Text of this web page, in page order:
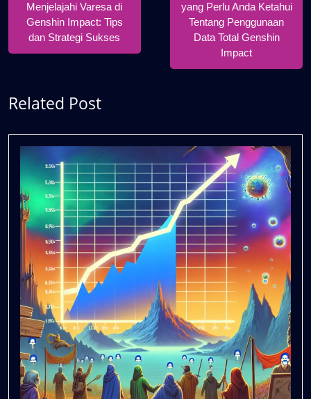
Posts
Menjelajahi Varesa di
Genshin Impact: Tips
dan Strategi Sukses
Posts
yang Perlu Anda Ketahui
Tentang Penggunaan
Data Total Genshin
Impact
Related Post